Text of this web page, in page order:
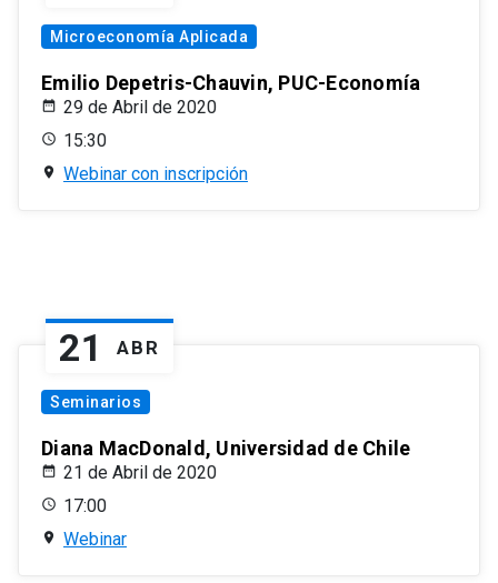
Microeconomía Aplicada
Emilio Depetris-Chauvin, PUC-Economía
29 de Abril de 2020
15:30
Webinar con inscripción
21 ABR
Seminarios
Diana MacDonald, Universidad de Chile
21 de Abril de 2020
17:00
Webinar